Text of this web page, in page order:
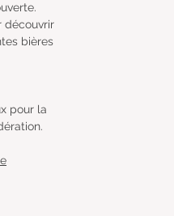
découvrir
bières
pour la